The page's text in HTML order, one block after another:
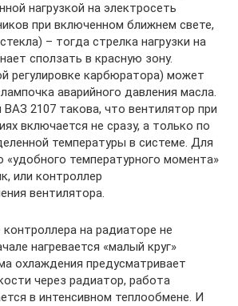
нагрузкой на электросеть
при включенном ближнем свете,
– тогда стрелка нагрузки на
сползать в красную зону.
регулировке карбюратора) может
аварийного давления масла.
2107 такова, что вентилятор при
включается не сразу, а только по
температуры в системе. Для
«удобного температурного момента»
или контроллер
вентилятора.
на радиаторе не
нагревается «малый круг»
охлаждения предусматривает
через радиатор, работа
в интенсивном теплообмене. И